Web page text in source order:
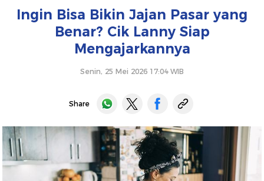
Ingin Bisa Bikin Jajan Pasar yang
Benar? Cik Lanny Siap
Mengajarkannya
Senin, 25 Mei 2026 17:04 WIB
Share